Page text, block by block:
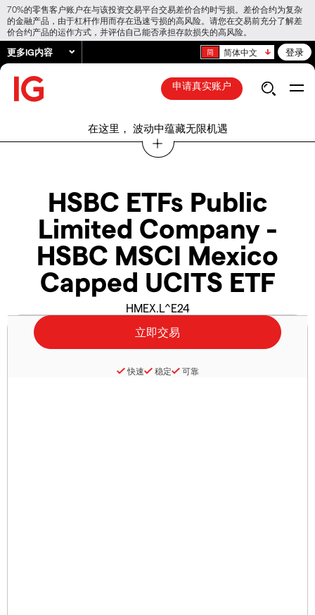
70%的零售客户账户在与该投资交易平台交易差价合约时亏损。差价合约为复杂
的金融产品，由于杠杆作用而存在迅速亏损的高风险。请您在交易前充分了解差
价合约产品的运作方式，并评估自己能否承担存款损失的高风险。
更多IG内容 简体中文 登录
申请真实账户
在这里， 波动中蕴藏无限机遇
HSBC ETFs Public
Limited Company -
HSBC MSCI Mexico
Capped UCITS ETF
HMEX.L^E24
快速 稳定 可靠